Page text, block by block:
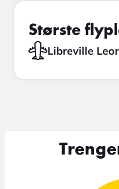
Største
Libreville